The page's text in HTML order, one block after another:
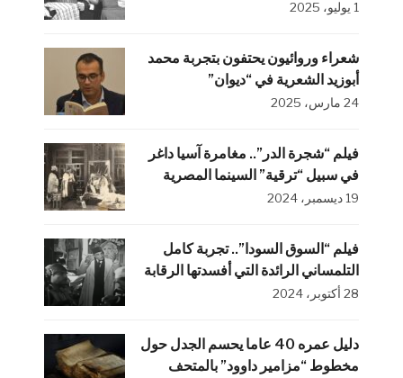
1 يوليو، 2025
شعراء وروائيون يحتفون بتجربة محمد
أبوزيد الشعرية في “ديوان”
24 مارس، 2025
فيلم “شجرة الدر”.. مغامرة آسيا داغر
في سبيل “ترقية” السينما المصرية
19 ديسمبر، 2024
فيلم “السوق السودا”.. تجربة كامل
التلمساني الرائدة التي أفسدتها الرقابة
28 أكتوبر، 2024
دليل عمره 40 عاما يحسم الجدل حول
مخطوط “مزامير داوود” بالمتحف